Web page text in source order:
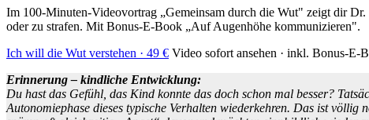
Im 100-Minuten-Videovortrag „Gemeinsam durch die Wut" zeigt dir
oder zu strafen. Mit Bonus-E-Book „Auf Augenhöhe kommunizieren".
Ich will die Wut verstehen · 49 € Video sofort ansehen · inkl. Bonus-E-
Erinnerung – kindliche Entwicklung:
Du hast das Gefühl, das Kind konnte das doch schon mal besser?
Autonomiephase dieses typische Verhalten wiederkehren. Das ist